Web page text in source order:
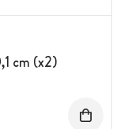
cm (x2)